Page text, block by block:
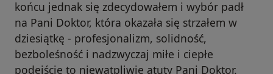
końcu jednak się zdecydowałem i wybór padł
na Pani Doktor, która okazała się strzałem w
dziesiątkę - profesjonalizm, solidność,
bezboleśność i nadzwyczaj miłe i ciepłe
podejście to niewątpliwie atuty Pani Doktor.